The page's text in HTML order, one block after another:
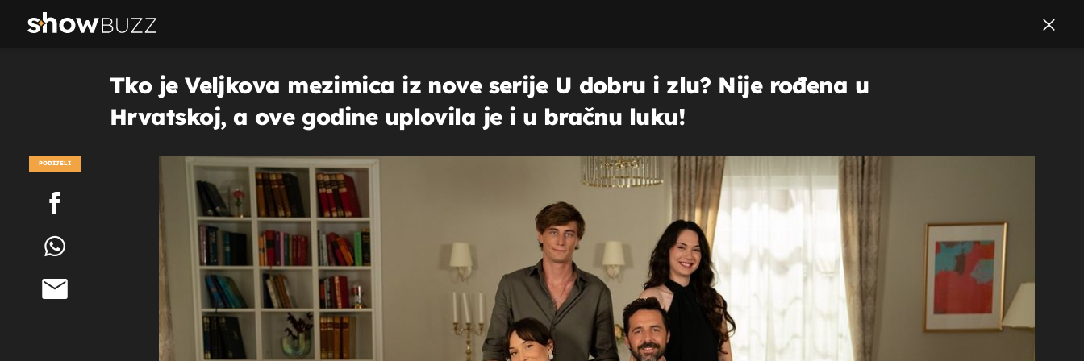
Tko je Veljkova mezimica iz nove serije U dobru i zlu? Nije rođena u
Hrvatskoj, a ove godine uplovila je i u bračnu luku!
PODIJELI
POGLEDAJ